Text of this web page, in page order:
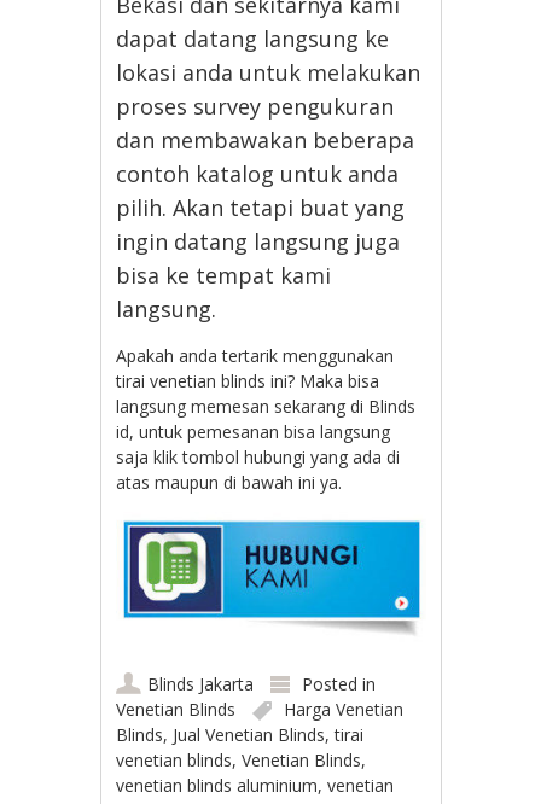
dapat datang langsung ke
lokasi anda untuk melakukan
proses survey pengukuran
dan membawakan beberapa
contoh katalog untuk anda
pilih. Akan tetapi buat yang
ingin datang langsung juga
bisa ke tempat kami
langsung.
Apakah anda tertarik menggunakan
tirai venetian blinds ini? Maka bisa
langsung memesan sekarang di Blinds
id, untuk pemesanan bisa langsung
saja klik tombol hubungi yang ada di
atas maupun di bawah ini ya.
Blinds Jakarta
Posted in
Venetian Blinds
Harga Venetian
Blinds, Jual Venetian Blinds,tirai
venetian blinds,Venetian Blinds,
venetian blinds aluminium,venetian